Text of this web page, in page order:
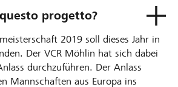
progetto?
2019 soll dieses Jahr in
Der VCR Möhlin hat sich dabei
durchzuführen. Der Anlass
Mannschaften aus Europa ins